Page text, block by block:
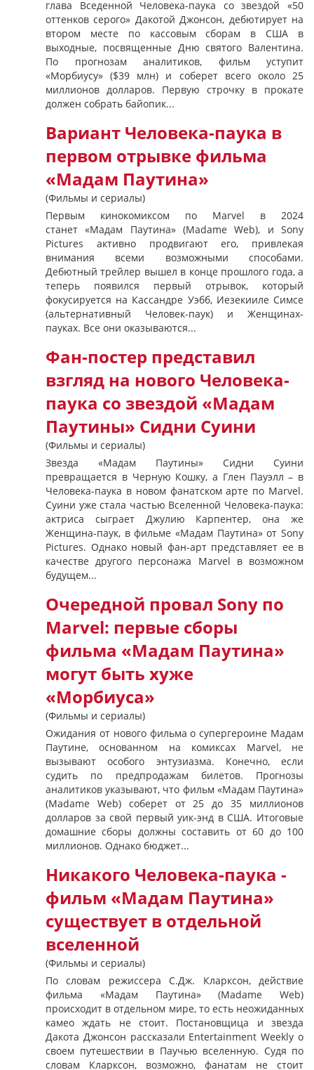
глава Вседенной Человека-паука со звездой «50
оттенков серого» Дакотой Джонсон, дебютирует на
втором месте по кассовым сборам в США в
выходные, посвященные Дню святого Валентина.
По прогнозам аналитиков, фильм уступит
«Морбиусу» ($39 млн) и соберет всего около 25
миллионов долларов. Первую строчку в прокате
должен собрать байопик...
Вариант Человека-паука в
первом отрывке фильма
«Мадам Паутина»
(Фильмы и сериалы)
Первым кинокомиксом по Marvel в 2024
станет «Мадам Паутина» (Madame Web), и Sony
Pictures активно продвигают его, привлекая
внимания всеми возможными способами.
Дебютный трейлер вышел в конце прошлого года, а
теперь появился первый отрывок, который
фокусируется на Кассандре Уэбб, Иезекииле Симсе
(альтернативный Человек-паук) и Женщинах-
пауках. Все они оказываются...
Фан-постер представил
взгляд на нового Человека-
паука со звездой «Мадам
Паутины» Сидни Суини
(Фильмы и сериалы)
Звезда «Мадам Паутины» Сидни Суини
превращается в Черную Кошку, а Глен Пауэлл – в
Человека-паука в новом фанатском арте по Marvel.
Суини уже стала частью Вселенной Человека-паука:
актриса сыграет Джулию Карпентер, она же
Женщина-паук, в фильме «Мадам Паутина» от Sony
Pictures. Однако новый фан-арт представляет ее в
качестве другого персонажа Marvel в возможном
будущем...
Очередной провал Sony по
Marvel: первые сборы
фильма «Мадам Паутина»
могут быть хуже
«Морбиуса»
(Фильмы и сериалы)
Ожидания от нового фильма о супергероине Мадам
Паутине, основанном на комиксах Marvel, не
вызывают особого энтузиазма. Конечно, если
судить по предпродажам билетов. Прогнозы
аналитиков указывают, что фильм «Мадам Паутина»
(Madame Web) соберет от 25 до 35 миллионов
долларов за свой первый уик-энд в США. Итоговые
домашние сборы должны составить от 60 до 100
миллионов. Однако бюджет...
Никакого Человека-паука -
фильм «Мадам Паутина»
существует в отдельной
вселенной
(Фильмы и сериалы)
По словам режиссера С.Дж. Кларксон, действие
фильма «Мадам Паутина» (Madame Web)
происходит в отдельном мире, то есть неожиданных
камео ждать не стоит. Постановщица и звезда
Дакота Джонсон рассказали Entertainment Weekly о
своем путешествии в Паучью вселенную. Судя по
словам Кларксон, возможно, фанатам не стоит